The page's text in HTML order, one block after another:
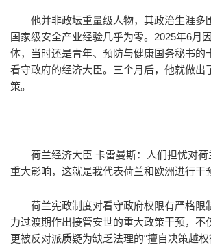
他并非政坛重量级人物，其政治生涯多
国家级安全产业经验几乎为零。2025年6月
体，当时还是青年、预防与健康国务秘书的
看守政府的经济大臣。三个月后，他就做出
策。
荷兰经济大臣 卡雷曼斯：人们担忧对
重大影响，这就是我代表荷兰和欧洲进行干
荷兰宪政制度对看守政府权限有严格限
力过渡期作出接管安世的重大政策干预，不
更被反对派质疑为缺乏法理的“擅自决策越权